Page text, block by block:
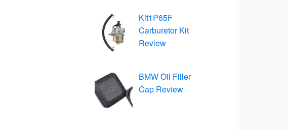
Kit1P65F
Carburetor Kit
Review
BMW Oil Filler
Cap Review